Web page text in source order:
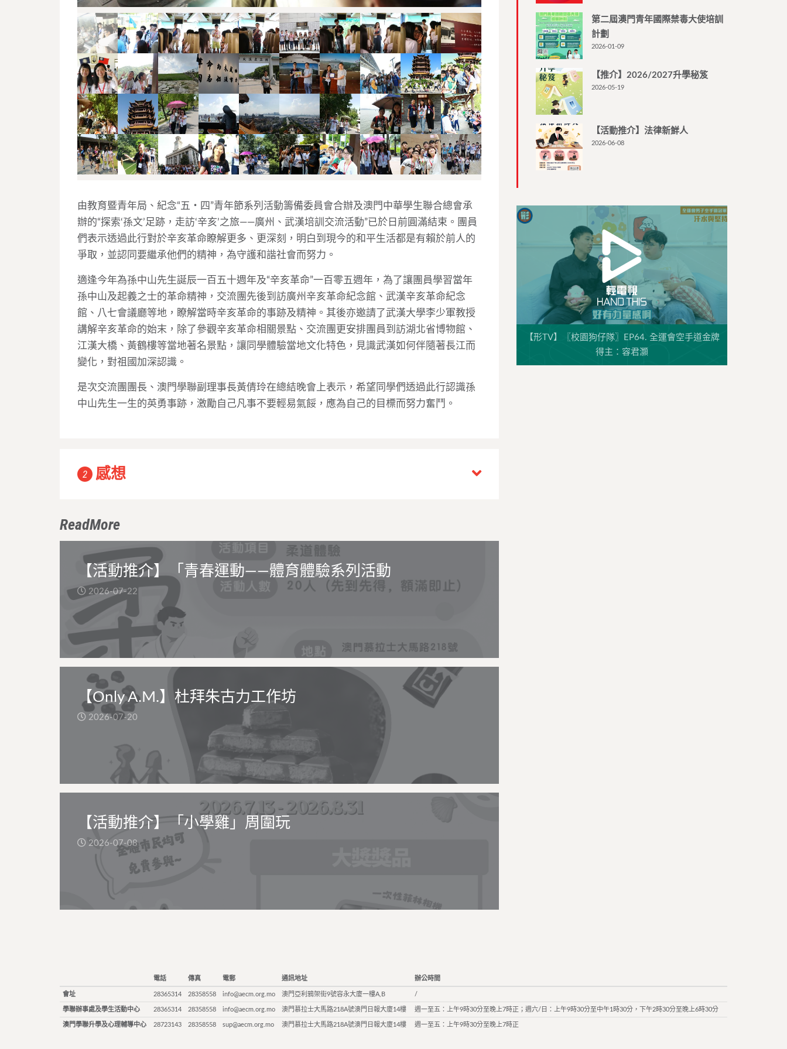
由教育暨青年局、紀念“五‧四”青年節系列活動籌備委員會合辦及澳門中華學生聯合總會承
辦的“探索‘孫文’足跡，走訪‘辛亥’之旅——廣州、武漢培訓交流活動”已於日前圓滿結束。團員
們表示透過此行對於辛亥革命瞭解更多、更深刻，明白到現今的和平生活都是有賴於前人的
爭取，並認同要繼承他們的精神，為守護和諧社會而努力。
適逢今年為孫中山先生誕辰一百五十週年及“辛亥革命”一百零五週年，為了讓團員學習當年
孫中山及起義之士的革命精神，交流團先後到訪廣州辛亥革命紀念館、武漢辛亥革命紀念
館、八七會議廳等地，瞭解當時辛亥革命的事跡及精神。其後亦邀請了武漢大學李少軍教授
講解辛亥革命的始末，除了參觀辛亥革命相關景點、交流團更安排團員到訪湖北省博物館、
江漢大橋、黃鶴樓等當地著名景點，讓同學體驗當地文化特色，見識武漢如何伴隨著長江而
變化，對祖國加深認識。
是次交流團團長、澳門學聯副理事長黃倩玲在總結晚會上表示，希望同學們透過此行認識孫
中山先生一生的英勇事跡，激勵自己凡事不要輕易氣餒，應為自己的目標而努力奮鬥。
2 感想
ReadMore
【活動推介】「青春運動——體育體驗系列活動
2026-07-22
【Only A.M.】杜拜朱古力工作坊
2026-07-20
【活動推介】「小學雞」周圍玩
2026-07-08
第二屆澳門青年國際禁毒大使培訓
計劃
2026-01-09
【推介】2026/2027升學秘笈
2026-05-19
【活動推介】法律新鮮人
2026-06-08
【形TV】〖校園狗仔隊〗EP64. 全運會空手道金牌
得主：容君灝
電話 傳真 電郵 通訊地址 辦公時間
會址 28365314 28358558 info@aecm.org.mo 澳門亞利鴉架街9號容永大廈一樓A,B /
學聯辦事處及學生活動中心 28365314 28358558 info@aecm.org.mo 澳門慕拉士大馬路218A號澳門日報大廈14樓 週一至五：上午9時30分至晚上7時正；週六/日：上午9時30分至中午1時30分，下午2時30分至晚上6時30分
澳門學聯升學及心理輔導中心 28723143 28358558 sup@aecm.org.mo 澳門慕拉士大馬路218A號澳門日報大廈14樓 週一至五：上午9時30分至晚上7時正